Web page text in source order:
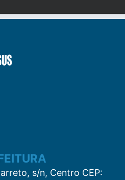
s/n, Centro CEP: